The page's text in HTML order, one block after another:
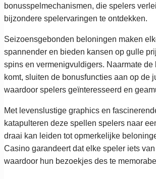
bonusspelmechanismen, die spelers
bijzondere spelervaringen te ontdekken.
Seizoensgebonden beloningen maken
spannender en bieden kansen op gulle
spins en vermenigvuldigers. Naarmate
komt, sluiten de bonusfuncties aan op de
waardoor spelers geïnteresseerd en
Met levenslustige graphics en
katapulteren deze spellen spelers naar
draai kan leiden tot opmerkelijke
Casino garandeert dat elke speler iets
waardoor hun bezoekjes des te